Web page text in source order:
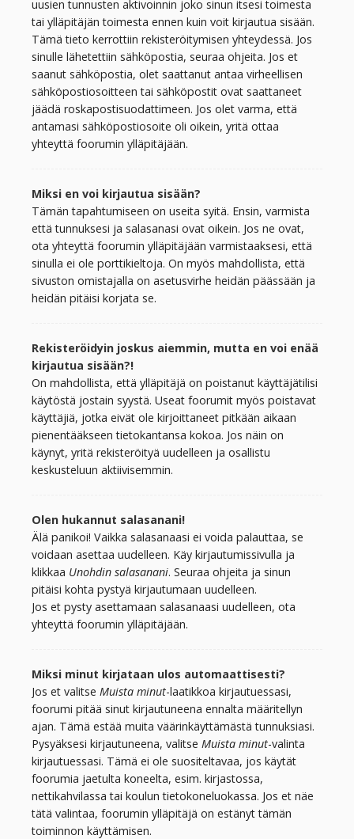
uusien tunnusten aktivoinnin joko sinun itsesi toimesta
tai ylläpitäjän toimesta ennen kuin voit kirjautua sisään.
Tämä tieto kerrottiin rekisteröitymisen yhteydessä. Jos
sinulle lähetettiin sähköpostia, seuraa ohjeita. Jos et
saanut sähköpostia, olet saattanut antaa virheellisen
sähköpostiosoitteen tai sähköpostit ovat saattaneet
jäädä roskapostisuodattimeen. Jos olet varma, että
antamasi sähköpostiosoite oli oikein, yritä ottaa
yhteyttä foorumin ylläpitäjään.
Miksi en voi kirjautua sisään?
Tämän tapahtumiseen on useita syitä. Ensin, varmista
että tunnuksesi ja salasanasi ovat oikein. Jos ne ovat,
ota yhteyttä foorumin ylläpitäjään varmistaaksesi, että
sinulla ei ole porttikieltoja. On myös mahdollista, että
sivuston omistajalla on asetusvirhe heidän päässään ja
heidän pitäisi korjata se.
Rekisteröidyin joskus aiemmin, mutta en voi enää
kirjautua sisään?!
On mahdollista, että ylläpitäjä on poistanut käyttäjätilisi
käytöstä jostain syystä. Useat foorumit myös poistavat
käyttäjiä, jotka eivät ole kirjoittaneet pitkään aikaan
pienentääkseen tietokantansa kokoa. Jos näin on
käynyt, yritä rekisteröityä uudelleen ja osallistu
keskusteluun aktiivisemmin.
Olen hukannut salasanani!
Älä panikoi! Vaikka salasanaasi ei voida palauttaa, se
voidaan asettaa uudelleen. Käy kirjautumissivulla ja
klikkaa Unohdin salasanani. Seuraa ohjeita ja sinun
pitäisi kohta pystyä kirjautumaan uudelleen.
Jos et pysty asettamaan salasanaasi uudelleen, ota
yhteyttä foorumin ylläpitäjään.
Miksi minut kirjataan ulos automaattisesti?
Jos et valitse Muista minut-laatikkoa kirjautuessasi,
foorumi pitää sinut kirjautuneena ennalta määritellyn
ajan. Tämä estää muita väärinkäyttämästä tunnuksiasi.
Pysyäksesi kirjautuneena, valitse Muista minut-valinta
kirjautuessasi. Tämä ei ole suositeltavaa, jos käytät
foorumia jaetulta koneelta, esim. kirjastossa,
nettikahvilassa tai koulun tietokoneluokassa. Jos et näe
tätä valintaa, foorumin ylläpitäjä on estänyt tämän
toiminnon käyttämisen.